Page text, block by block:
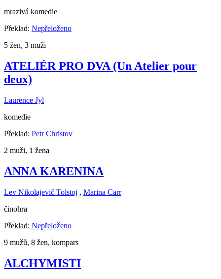
mrazivá komedie
Překlad: Nepřeloženo
5 žen, 3 muži
ATELIÉR PRO DVA (Un Atelier pour
deux)
Laurence Jyl
komedie
Překlad: Petr Christov
2 muži, 1 žena
ANNA KARENINA
Lev Nikolajevič Tolstoj , Marina Carr
činohra
Překlad: Nepřeloženo
9 mužů, 8 žen, kompars
ALCHYMISTI